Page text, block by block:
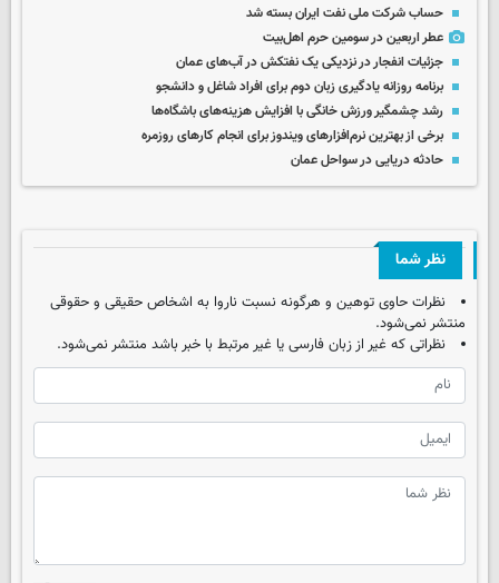
حساب‌ شرکت ملی نفت ایران بسته شد
عطر اربعین در سومین حرم اهل‌بیت
جزئیات انفجار در نزدیکی یک نفتکش در آب‌های عمان
برنامه روزانه یادگیری زبان دوم برای افراد شاغل و دانشجو
رشد چشمگیر ورزش خانگی با افزایش هزینه‌های باشگاه‌ها
برخی از بهترین نرم‌افزارهای ویندوز برای انجام کارهای روزمره
حادثه دریایی در سواحل عمان
نظر شما
نظرات حاوی توهین و هرگونه نسبت ناروا به اشخاص حقیقی و حقوقی
منتشر نمی‌شود.
نظراتی که غیر از زبان فارسی یا غیر مرتبط با خبر باشد منتشر نمی‌شود.